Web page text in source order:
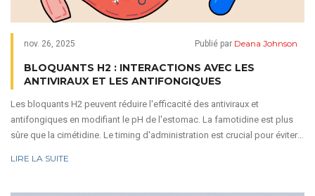
nov. 26, 2025 Publié par Deana Johnson
BLOQUANTS H2 : INTERACTIONS AVEC LES
ANTIVIRAUX ET LES ANTIFONGIQUES
Les bloquants H2 peuvent réduire l'efficacité des antiviraux et
antifongiques en modifiant le pH de l'estomac. La famotidine est plus
sûre que la cimétidine. Le timing d'administration est crucial pour éviter
LIRE LA SUITE